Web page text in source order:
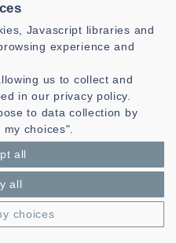
de l'information de la
Javascript libraries and
experience and
us to collect and
in our privacy policy.
to data collection by
choices".
all
all
choices